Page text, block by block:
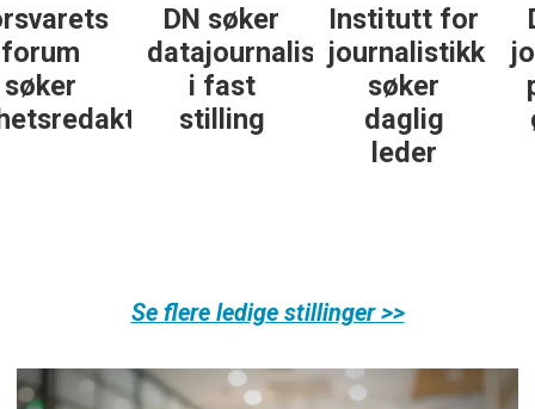
DN søker
datajournalist
i fast
stilling
Institutt for
journalistikk
søker
daglig
DN søker
journalist
personlig
økonomi
Se flere ledige stillinger >>